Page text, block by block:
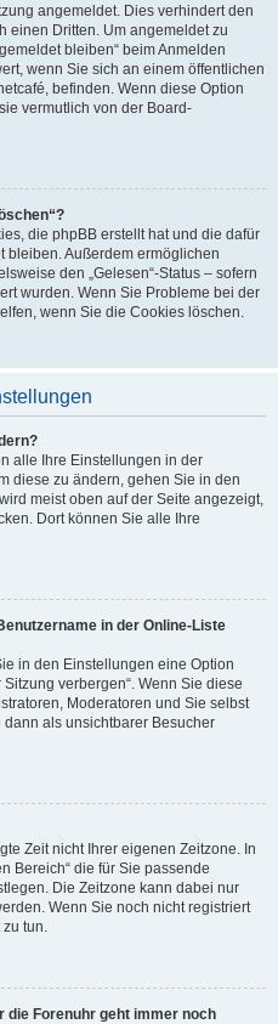
angemeldet. Dies verhindert den
einen Dritten. Um angemeldet zu
bleiben“ beim Anmelden
wenn Sie sich an einem öffentlichen
befinden. Wenn diese Option
vermutlich von der Board-
die phpBB erstellt hat und die dafür
bleiben. Außerdem ermöglichen
den „Gelesen“-Status – sofern
wurden. Wenn Sie Probleme bei der
wenn Sie die Cookies löschen.
alle Ihre Einstellungen in der
diese zu ändern, gehen Sie in den
meist oben auf der Seite angezeigt,
Dort können Sie alle Ihre
in der Online-Liste
in den Einstellungen eine Option
verbergen“. Wenn Sie diese
Moderatoren und Sie selbst
dann als unsichtbarer Besucher
Zeit nicht Ihrer eigenen Zeitzone. In
Bereich“ die für Sie passende
Die Zeitzone kann dabei nur
Wenn Sie noch nicht registriert
tun.
die Forenuhr geht immer noch